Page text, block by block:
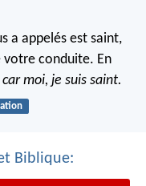
a appelés est saint,
votre conduite. En
moi, je suis saint.
Biblique: